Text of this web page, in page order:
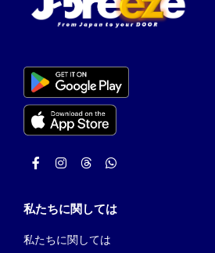
私たちに関しては
私たちに関しては